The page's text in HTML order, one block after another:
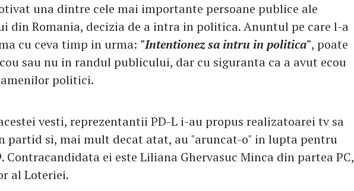
una dintre cele mai importante persoane publice ale
din Romania, decizia de a intra in politica. Anuntul pe care l-a
cu ceva timp in urma: "Intentionez sa intru in politica", poate
sau nu in randul publicului, dar cu siguranta ca a avut ecou
politici.
vesti, reprezentantii PD-L i-au propus realizatoarei tv sa
partid si, mai mult decat atat, au "aruncat-o" in lupta pentru
Contracandidata ei este Liliana Ghervasuc Minca din partea PC,
al Loteriei.